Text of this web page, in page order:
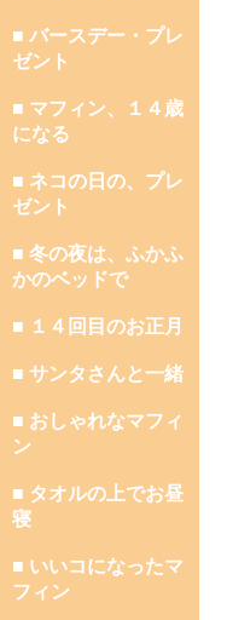
■ バースデー・プレ
ゼント
■ マフィン、１４歳
になる
■ ネコの日の、プレ
ゼント
■ 冬の夜は、ふかふ
かのベッドで
■ １４回目のお正月
■ サンタさんと一緒
■ おしゃれなマフィ
ン
■ タオルの上でお昼
寝
■ いいコになったマ
フィン